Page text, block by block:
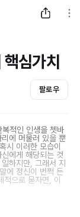
심가치
팔로우
적인 인생을 쳇바
에 머물러 있을 뿐
시 이러한 모습이
에게 해당되는 것
하지만, 그래서 지
에 정신이 번쩍 든
으로 묻자면, 이